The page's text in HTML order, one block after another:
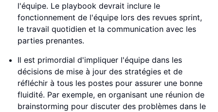
l'équipe. Le playbook devrait inclure le
fonctionnement de l'équipe lors des revues sprint,
le travail quotidien et la communication avec les
parties prenantes.
Il est primordial d'impliquer l'équipe dans les
décisions de mise à jour des stratégies et de
réfléchir à tous les postes pour assurer une bonne
fluidité. Par exemple, en organisant une réunion de
brainstorming pour discuter des problèmes dans le